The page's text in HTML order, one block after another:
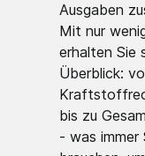
Ausgaben
Mit nur
erhalten Sie
Überblick:
bis zu
- was immer